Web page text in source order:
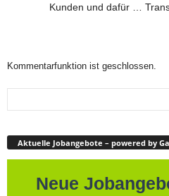
Kunden und dafür …
Kommentarfunktion ist geschlossen.
Aktuelle Jobangebote – powered by